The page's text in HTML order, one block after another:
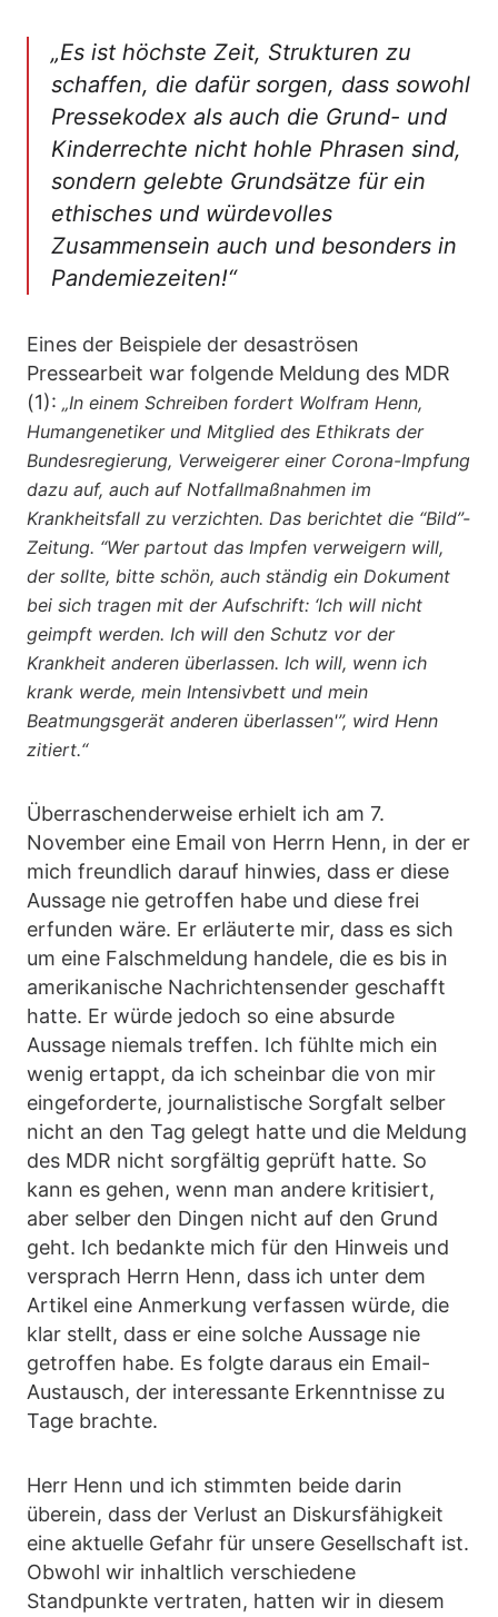
„Es ist höchste Zeit, Strukturen zu
schaffen, die dafür sorgen, dass sowohl
Pressekodex als auch die Grund- und
Kinderrechte nicht hohle Phrasen sind,
sondern gelebte Grundsätze für ein
ethisches und würdevolles
Zusammensein auch und besonders in
Pandemiezeiten!“
Eines der Beispiele der desaströsen
Pressearbeit war folgende Meldung des MDR
(1): „In einem Schreiben fordert Wolfram Henn,
Humangenetiker und Mitglied des Ethikrats der
Bundesregierung, Verweigerer einer Corona-Impfung
dazu auf, auch auf Notfallmaßnahmen im
Krankheitsfall zu verzichten. Das berichtet die “Bild”-
Zeitung. “Wer partout das Impfen verweigern will,
der sollte, bitte schön, auch ständig ein Dokument
bei sich tragen mit der Aufschrift: ‘Ich will nicht
geimpft werden. Ich will den Schutz vor der
Krankheit anderen überlassen. Ich will, wenn ich
krank werde, mein Intensivbett und mein
Beatmungsgerät anderen überlassen'”, wird Henn
zitiert.“
Überraschenderweise erhielt ich am 7.
November eine Email von Herrn Henn, in der er
mich freundlich darauf hinwies, dass er diese
Aussage nie getroffen habe und diese frei
erfunden wäre. Er erläuterte mir, dass es sich
um eine Falschmeldung handele, die es bis in
amerikanische Nachrichtensender geschafft
hatte. Er würde jedoch so eine absurde
Aussage niemals treffen. Ich fühlte mich ein
wenig ertappt, da ich scheinbar die von mir
eingeforderte, journalistische Sorgfalt selber
nicht an den Tag gelegt hatte und die Meldung
des MDR nicht sorgfältig geprüft hatte. So
kann es gehen, wenn man andere kritisiert,
aber selber den Dingen nicht auf den Grund
geht. Ich bedankte mich für den Hinweis und
versprach Herrn Henn, dass ich unter dem
Artikel eine Anmerkung verfassen würde, die
klar stellt, dass er eine solche Aussage nie
getroffen habe. Es folgte daraus ein Email-
Austausch, der interessante Erkenntnisse zu
Tage brachte.
Herr Henn und ich stimmten beide darin
überein, dass der Verlust an Diskursfähigkeit
eine aktuelle Gefahr für unsere Gesellschaft ist.
Obwohl wir inhaltlich verschiedene
Standpunkte vertraten, hatten wir in diesem